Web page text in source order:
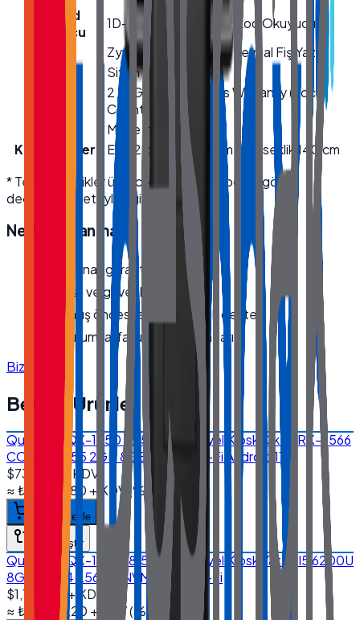
Barkod
Okuyucu
1D-2D USB Modül Barkod Okuyucu
Zywell ZY-910 80mm Termal Fiş Yazıcı
Siyah
2 Yıl Garanti / 2 Years Warranty (Local
Country)
Made in Türkiye
Kutu Ölçüleri
En 42 cm · Boy 62 cm · Yükseklik 140 cm
* Teknik özellikler üretici kaynaklıdır; modele göre
değişebilir. Detaylı bilgi için bize ulaşın.
Neden Quanmax
Orijinal, garantili ürün
Hızlı ve güvenli kargo
Satış öncesi/sonrası teknik destek
Kurumsal fatura · bayi fiyatları
Bize Ulaşın
Benzer Ürünler
Quanmax QX-1850 18.5'' Endüstriyel Kiosk Dikey RK-3566
CORTEX A55 2GB 8GB EMMC Wi-Fi Android 11
$730.00
+ KDV
≈₺34.937,80 + KDV (% 20
Sepete ekle
Karşılaştır
Quanmax QX-1850 18.5'' Endüstriyel Kiosk Yatay I5 6200U
8GB DDR4 256GB NVMe SSD Wi-Fi
$1,170.00 + KDV
≈₺55.996,20 + KDV(%20